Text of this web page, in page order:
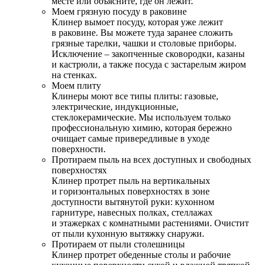
Моем грязную посуду в раковине
Клинер вымоет посуду, которая уже лежит
в раковине. Вы можете туда заранее сложить
грязные тарелки, чашки и столовые приборы.
Исключение – закопченные сковородки, казаны
и кастрюли, а также посуда с застарелым жиром
на стенках.
Моем плиту
Клинеры моют все типы плиты: газовые,
электрические, индукционные,
стеклокерамические. Мы используем только
профессиональную химию, которая бережно
очищает самые привередливые в уходе
поверхности.
Протираем пыль на всех доступных и свободных
поверхностях
Клинер протрет пыль на вертикальных
и горизонтальных поверхностях в зоне
доступности вытянутой руки: кухонном
гарнитуре, навесных полках, стеллажах
и этажерках с комнатными растениями. Очистит
от пыли кухонную вытяжку снаружи.
Протираем от пыли столешницы
Клинер протрет обеденные столы и рабочие